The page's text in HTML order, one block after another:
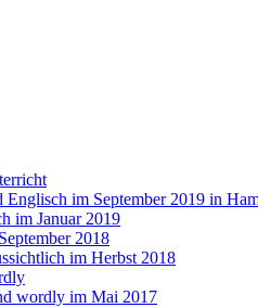
Englisch im September 2019 in
im Januar 2019
2018
im Herbst 2018
wordly im Mai 2017